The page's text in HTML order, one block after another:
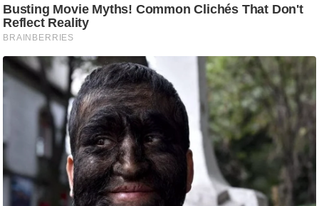
प
र्य
ट
न
स्थ
स
मं